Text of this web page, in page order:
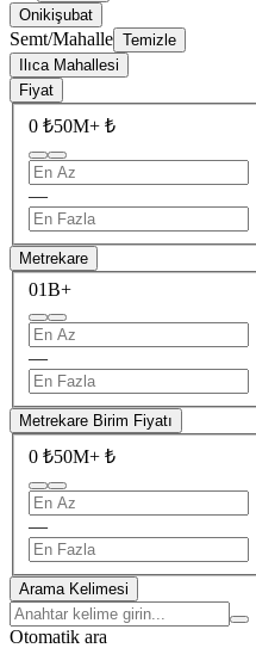
Onikişubat
Semt/Mahalle Temizle
Ilıca Mahallesi
Fiyat
0 ₺50M+ ₺
—
Metrekare
01B+
—
Metrekare Birim Fiyatı
0 ₺50M+ ₺
—
Arama Kelimesi
Otomatik ara